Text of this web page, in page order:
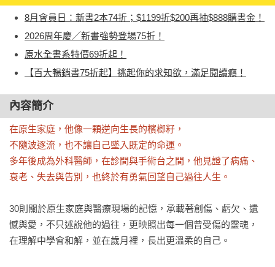
8月會員日：新書2本74折；$1199折$200再抽$888購書金！
2026周年慶／新書強勢登場75折！
原水全書系特價69折起！
【百大暢銷書75折起】挑起你的求知欲，滿足閱讀癮！
內容簡介
在原生家庭，他像一顆逆向生長的檳榔籽，
不隨波逐流，也不讓自己墜入既定的命運。
多年後成為外科醫師，在診間與手術台之間，他見證了病痛、
衰老、失去與告別，也終於有勇氣回望自己過往人生。
30則關於原生家庭與醫療現場的記憶，承載著創傷、虧欠、遺
憾與愛，不只述說他的過往，更映照出每一個曾受傷的靈魂，
在理解中學會和解，並在歲月裡，長出更溫柔的自己。